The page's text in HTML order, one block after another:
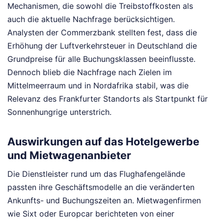
Mechanismen, die sowohl die Treibstoffkosten als
auch die aktuelle Nachfrage berücksichtigen.
Analysten der Commerzbank stellten fest, dass die
Erhöhung der Luftverkehrsteuer in Deutschland die
Grundpreise für alle Buchungsklassen beeinflusste.
Dennoch blieb die Nachfrage nach Zielen im
Mittelmeerraum und in Nordafrika stabil, was die
Relevanz des Frankfurter Standorts als Startpunkt für
Sonnenhungrige unterstrich.
Auswirkungen auf das Hotelgewerbe
und Mietwagenanbieter
Die Dienstleister rund um das Flughafengelände
passten ihre Geschäftsmodelle an die veränderten
Ankunfts- und Buchungszeiten an. Mietwagenfirmen
wie Sixt oder Europcar berichteten von einer